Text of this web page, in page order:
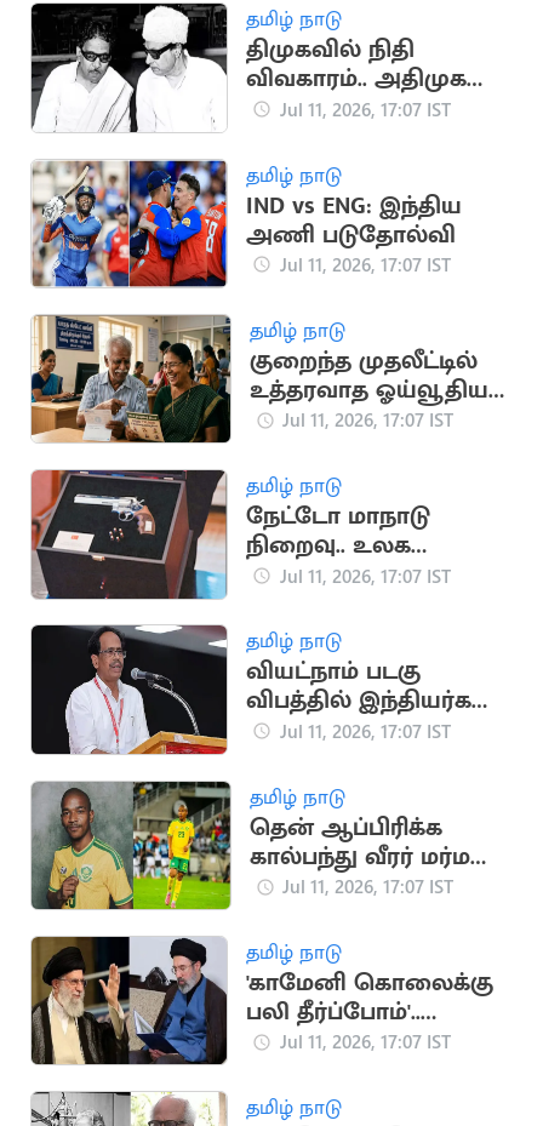
தமிழ் நாடு
திமுகவில் நிதி
விவகாரம்.. அதிமுக
உருவாக காரணமான
Jul 11, 2026, 17:07 IST
தமிழ் நாடு
IND vs ENG: இந்திய
அணி படுதோல்வி
Jul 11, 2026, 17:07 IST
தமிழ் நாடு
குறைந்த முதலீட்டில்
உத்தரவாத ஓய்வூதியம்:
முழு விவரங்கள்
Jul 11, 2026, 17:07 IST
தமிழ் நாடு
நேட்டோ மாநாடு
நிறைவு.. உலக
நாடுகளை
அதிபரின் விசித்திர
பரிசு
Jul 11, 2026, 17:07 IST
தமிழ் நாடு
வியட்நாம் படகு
விபத்தில் இந்தியர்கள்
உயிரிழப்பு.. CPI
Jul 11, 2026, 17:07 IST
தமிழ் நாடு
தென் ஆப்பிரிக்க
கால்பந்து வீரர் மர்ம
மரணம்
Jul 11, 2026, 17:07 IST
தமிழ் நாடு
'காமேனி கொலைக்கு
பலி தீர்ப்போம்'..
அமெரிக்கா,
Jul 11, 2026, 17:07 IST
தமிழ் நாடு